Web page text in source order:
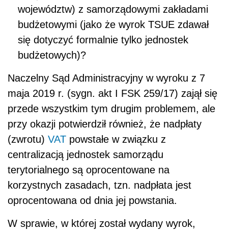
województw) z samorządowymi zakładami
budżetowymi (jako że wyrok TSUE zdawał
się dotyczyć formalnie tylko jednostek
budżetowych)?
Naczelny Sąd Administracyjny w wyroku z 7
maja 2019 r. (sygn. akt I FSK 259/17) zajął się
przede wszystkim tym drugim problemem, ale
przy okazji potwierdził również, że nadpłaty
(zwrotu) VAT powstałe w związku z
centralizacją jednostek samorządu
terytorialnego są oprocentowane na
korzystnych zasadach, tzn. nadpłata jest
oprocentowana od dnia jej powstania.
W sprawie, w której został wydany wyrok,